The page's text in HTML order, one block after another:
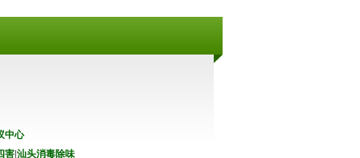
中心
害| 汕头消毒除味